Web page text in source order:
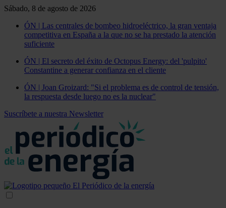
Sábado, 8 de agosto de 2026
ÓN | Las centrales de bombeo hidroeléctrico, la gran ventaja
competitiva en España a la que no se ha prestado la atención
suficiente
ÓN | El secreto del éxito de Octopus Energy: del 'pulpito'
Constantine a generar confianza en el cliente
ÓN | Joan Groizard: "Si el problema es de control de tensión,
la respuesta desde luego no es la nuclear"
Suscríbete a nuestra Newsletter